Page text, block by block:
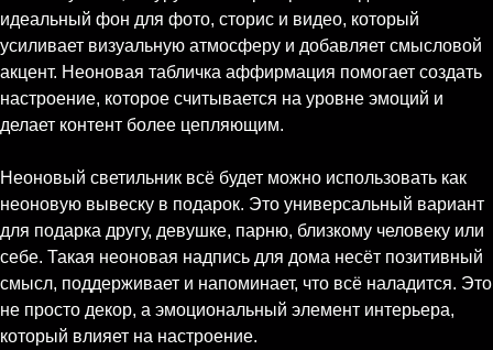
идеальный фон для фото, сторис и видео, который
усиливает визуальную атмосферу и добавляет смысловой
акцент. Неоновая табличка аффирмация помогает создать
настроение, которое считывается на уровне эмоций и
делает контент более цепляющим.
Неоновый светильник всё будет можно использовать как
неоновую вывеску в подарок. Это универсальный вариант
для подарка другу, девушке, парню, близкому человеку или
себе. Такая неоновая надпись для дома несёт позитивный
смысл, поддерживает и напоминает, что всё наладится. Это
не просто декор, а эмоциональный элемент интерьера,
который влияет на настроение.